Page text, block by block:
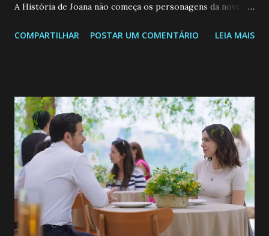
A História de Joana não começa os personagens da novela?
de 25/05/26 a 31/05/26 JOANA GUADALUPE (Camila
permanecer virgem até encontrar o homem que realmente
ama, o que não é fácil, já que dedica todas as suas energias a
se aprimorar, trabalhando, estudando e se orgulhando de
ser a primeira mulher da família a ingressar na
universidade. Ela tem uma personalidade muito alegre, é
muito madura para a idade, determinada, criativa e
empática. Detesta injustiças e é uma ótima amiga. Pode ser
teimosa e muito persistente quando decide fazer algo.
COMPARTILHAR POSTAR UM COMENTÁRIO LEIA MAIS